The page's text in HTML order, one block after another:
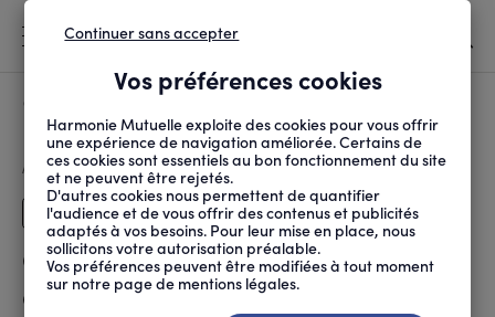
D'ARIANE
ACCUEIL SANTÉ AU TRAVAIL MAINTIEN EN EMPLOI E... CANCER : COMMENT ACC...
Dirigeants
Cancer : comment
accompagner ses salariés ?
Vos préférences cookies
Harmonie Mutuelle exploite des cookies pour vous offrir
une expérience de navigation améliorée. Certains de
ces cookies sont essentiels au bon fonctionnement du site
et ne peuvent être rejetés.
D'autres cookies nous permettent de quantifier
l'audience et de vous offrir des contenus et publicités
adaptés à vos besoins. Pour leur mise en place, nous
sollicitons votre autorisation préalable.
Vos préférences peuvent être modifiées à tout moment
sur notre page de mentions légales.
Continuer sans accepter